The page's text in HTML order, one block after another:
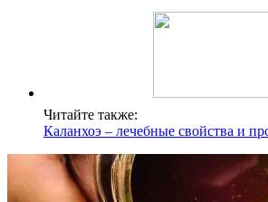
Читайте также:
Каланхоэ – лечебные свойства и